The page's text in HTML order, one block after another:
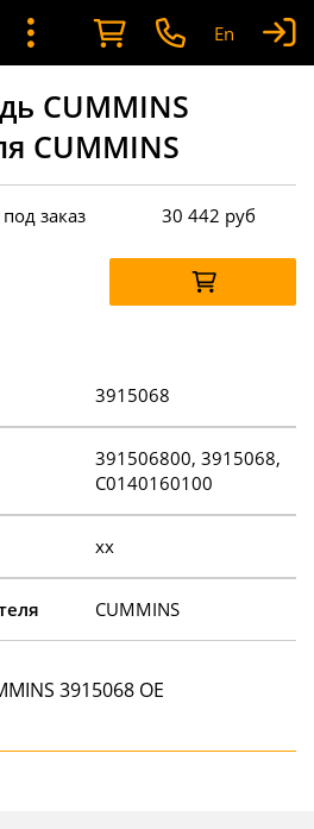
En
CUMMINS
CUMMINS
под заказ 30 442 руб
3915068
391506800, 3915068,
C0140160100
xx
CUMMINS